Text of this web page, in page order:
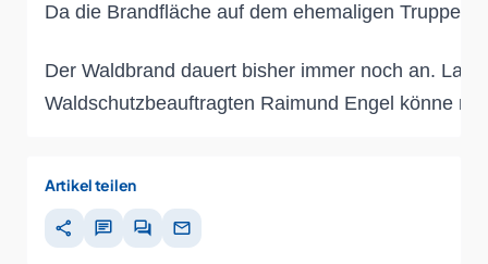
Da die Brandfläche auf dem ehemaligen
Der Waldbrand dauert bisher immer noch an.
Waldschutzbeauftragten Raimund Engel könne
Artikel teilen
share chat forum mail